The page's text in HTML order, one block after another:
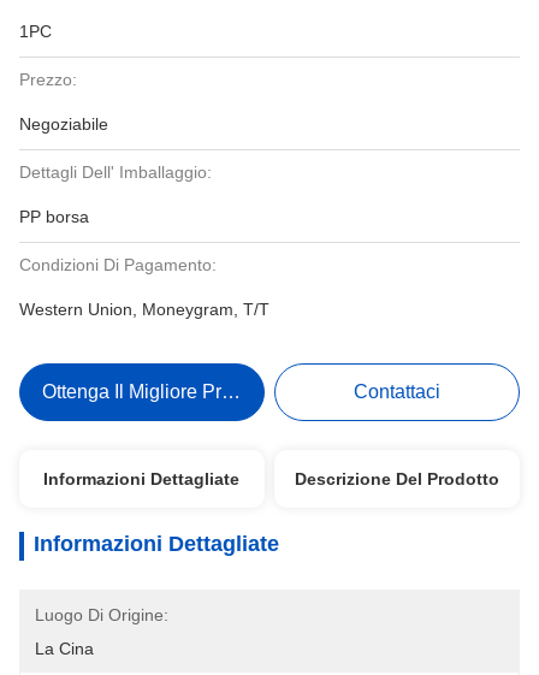
1PC
Prezzo:
Negoziabile
Dettagli Dell' Imballaggio:
PP borsa
Condizioni Di Pagamento:
Western Union, Moneygram, T/T
Ottenga Il Migliore Prezzo Contattaci
Informazioni Dettagliate Descrizione Del Prodotto
Informazioni Dettagliate
Luogo Di Origine:
La Cina